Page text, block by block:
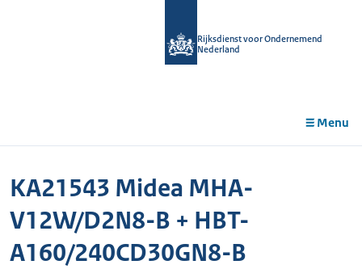
Rijksdienst voor Ondernemend
Nederland
Menu
KA21543 Midea MHA-
V12W/D2N8-B + HBT-
A160/240CD30GN8-B